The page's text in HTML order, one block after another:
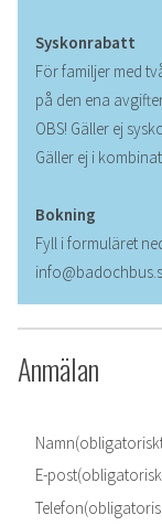
Syskonrabatt
För familjer med
på den ena
OBS! Gäller ej
Gäller ej i
Bokning
Fyll i formuläret
Anmälan
Namn
E-post
Telefon